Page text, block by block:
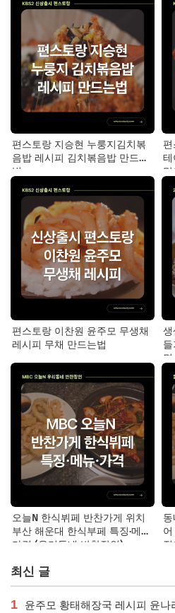
편스토랑 지승현 누룽지김치볶
음밥 레시피 김치볶음밥 만드는
법
테
만
편스토랑 이찬원 윤주모 무생채
레시피 무채 만드는법
생
면
오늘N 한식뷔페 반찬가게 위치
부산 해운대 한식부페 특징·메뉴·
가격 (우리동네 반찬장인)
징
최신 글
1
윤주모 황태해장국 레시피 윤